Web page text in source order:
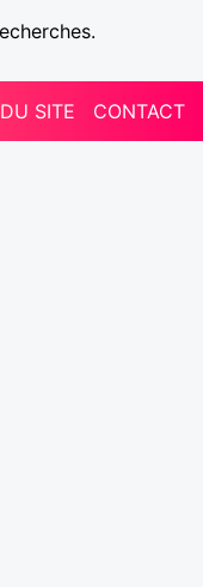
SITE CONTACT